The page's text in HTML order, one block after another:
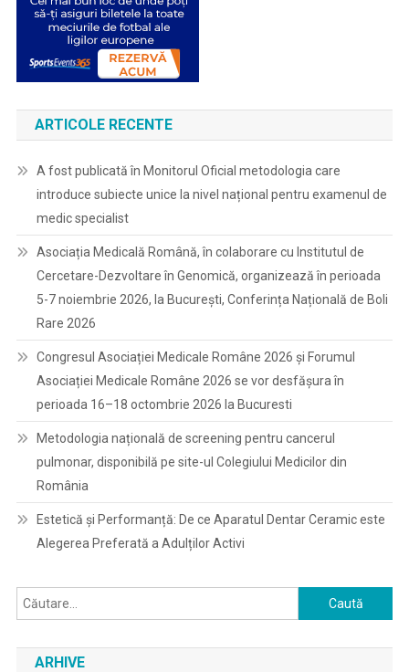
ARTICOLE RECENTE
A fost publicată în Monitorul Oficial metodologia care
introduce subiecte unice la nivel național pentru examenul de
medic specialist
Asociația Medicală Română, în colaborare cu Institutul de
Cercetare-Dezvoltare în Genomică, organizează în perioada
5-7 noiembrie 2026, la București, Conferința Națională de Boli
Rare 2026
Congresul Asociației Medicale Române 2026 și Forumul
Asociației Medicale Române 2026 se vor desfășura în
perioada 16–18 octombrie 2026 la Bucuresti
Metodologia națională de screening pentru cancerul
pulmonar, disponibilă pe site-ul Colegiului Medicilor din
România
Estetică și Performanță: De ce Aparatul Dentar Ceramic este
Alegerea Preferată a Adulților Activi
Caută
după:
ARHIVE